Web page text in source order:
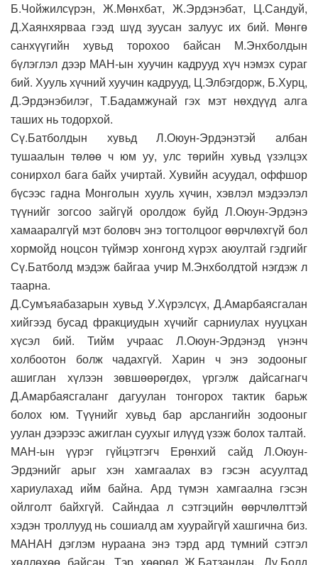
Б.Чойжилсүрэн, Ж.Мөнхбат, Ж.Эрдэнэбат, Ц.Сандуй,
Д.Хаянхярваа гээд шүд зуусан залуус их бий. Мөнгө
санхүүгийн хувьд торохоо байсан М.Энхболдын
бүлэглэл дээр МАН-ын хуучин кадрууд хүч нэмэх сураг
бий. Хууль хүчний хуучин кадрууд, Ц.Элбэгдорж, Б.Хурц,
Д.Эрдэнэбилэг, Т.Бадамжунай гэх мэт нөхдүүд алга
таших нь тодорхой.
Сү.Батболдын хувьд Л.Оюун-Эрдэнэтэй албан
тушаалын төлөө ч юм уу, улс төрийн хувьд үзэлцэх
сонирхол бага байх учиртай. Хувийн асуудал, оффшор
бүсээс гадна Монголын хууль хүчин, хэвлэл мэдээлэл
түүнийг зогсоо зайгүй оролдож буйд Л.Оюун-Эрдэнэ
хамааралгүй мэт боловч энэ тогтолцоог өөрчлөхгүй бол
хормойд ноцсон түймэр хонгонд хүрэх аюултай гэдгийг
Сү.Батболд мэдэж байгаа учир М.Энхболдтой нэгдэж л
таарна.
Д.Сумъяабазарын хувьд У.Хүрэлсүх, Д.Амарбаясгалан
хийгээд бусад фракциудын хүчийг сарниулах нууцхан
хүсэл бий. Тийм учраас Л.Оюун-Эрдэнэд үнэнч
холбоотон болж чадахгүй. Харин ч энэ зодооныг
ашиглан хүлээн зөвшөөрөгдөх, үргэлж дайсагнагч
Д.Амарбаясгаланг дагуулан тонгорох тактик барьж
болох юм. Түүнийг хувьд бар арслангийн зодооныг
уулан дээрээс ажиглан суухыг илүүд үзэж болох талтай.
МАН-ын үүрэг гүйцэтгэгч Ерөнхий сайд Л.Оюун-
Эрдэнийг арыг хэн хамгаалах вэ гэсэн асуултад
хариулахад ийм байна. Ард түмэн хамгаална гэсэн
ойлголт байхгүй. Сайндаа л сэтгэцийн өөрчлөлттэй
хэдэн троллууд нь сошиалд ам хуурайгүй хашгична биз.
МАНАН дэглэм нураана энэ тэрд ард түмний сэтгэл
хөдлөхөө байсан. Тэр хөөрөл Ж.Батзандан, Лу.Болд